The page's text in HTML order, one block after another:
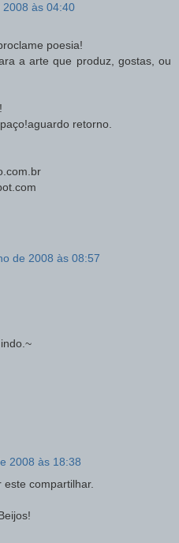
às 04:40
poesia!
a arte que produz, gostas, ou
retorno.
de 2008 às 08:57
2008 às 18:38
compartilhar.